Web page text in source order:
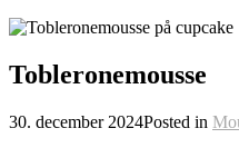
Tobleronemousse
30. december 2024Posted in